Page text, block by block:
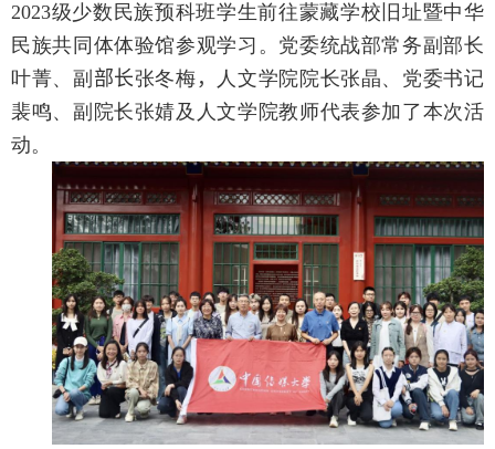
2023级少数民族预科班学生前往蒙藏学校旧址暨中华
民族共同体体验馆参观学习。党委统战部常务副部长
叶菁、副 部长张冬梅 ，
人文学院院长张晶、党委书记
裴鸣、副院长张婧及人文学院教师代表参加了本次活
动。